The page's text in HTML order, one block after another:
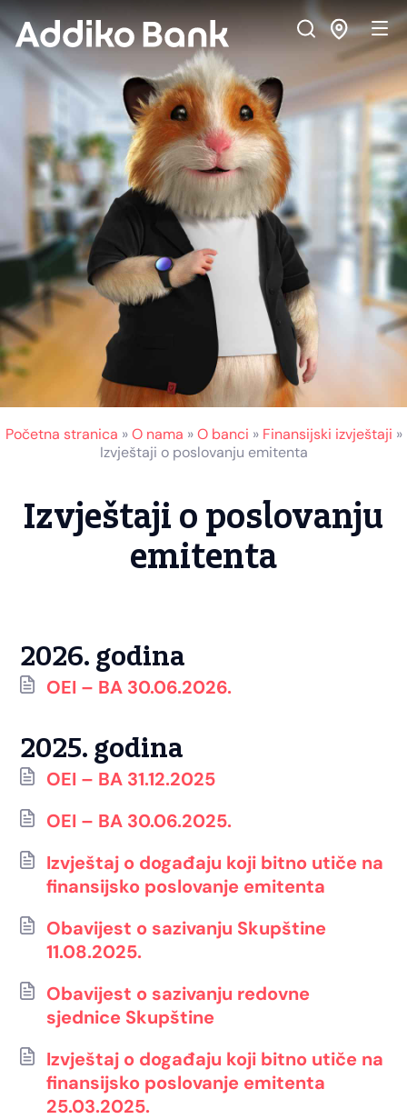
Početna stranica »O nama »O banci » Finansijski izvještaji »
Izvještaji o poslovanju emitenta
Izvještaji o poslovanju
emitenta
2026. godina
OEI – BA 30.06.2026.
2025. godina
OEI – BA 31.12.2025
OEI – BA 30.06.2025.
Izvještaj o događaju koji bitno utiče na
finansijsko poslovanje emitenta
Obavijest o sazivanju Skupštine
11.08.2025.
Obavijest o sazivanju redovne
sjednice Skupštine
Izvještaj o događaju koji bitno utiče na
finansijsko poslovanje emitenta
25.03.2025.